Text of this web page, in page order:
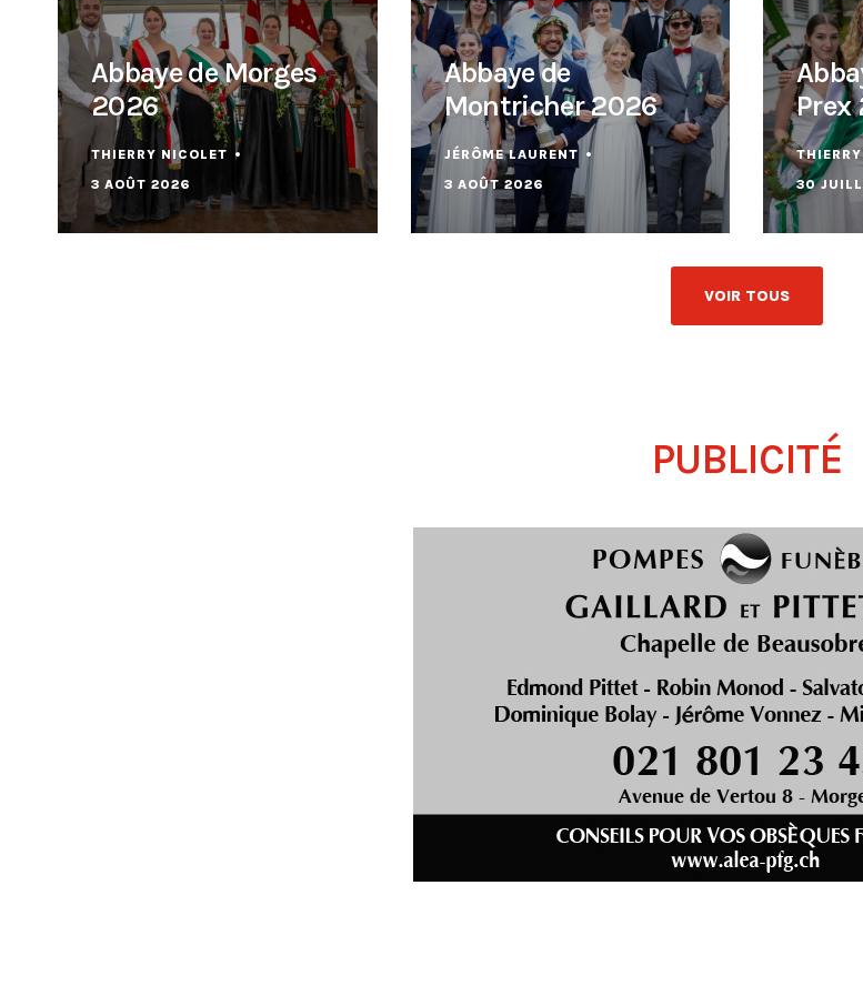
Abbaye de Morges
2026
THIERRY NICOLET
3 AOÛT 2026
Abbaye de
Montricher 2026
JÉRÔME LAURENT
3 AOÛT 2026
Prex
30
VOIR TOUS
PUBLICITÉ